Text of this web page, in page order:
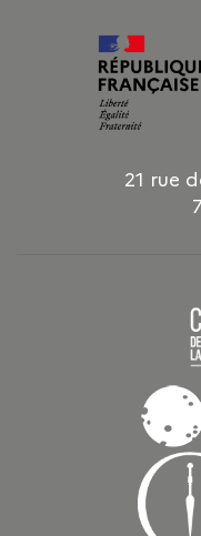
21 rue